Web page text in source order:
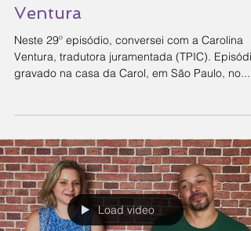
Ventura
Neste 29º episódio, conversei com a Carolina
Ventura, tradutora juramentada (TPIC). Episódio
gravado na casa da Carol, em São Paulo, no...
Load video